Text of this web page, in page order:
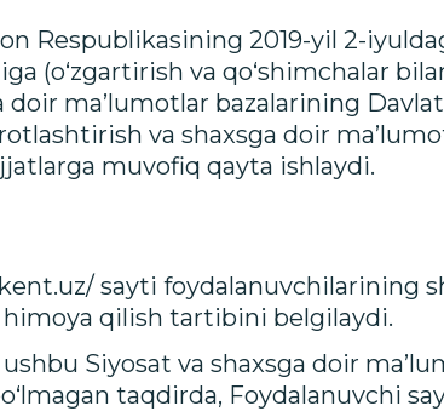
Respublikasining 2019-yil 2-
(o‘zgartirish va qo‘shimchalar
doir ma’lumotlar bazalarining
va shaxsga doir
muvofiq qayta ishlaydi.
sayti foydalanuvchilarining
himoya qilish tartibini belgilaydi.
Siyosat va shaxsga doir
taqdirda, Foydalanuvchi